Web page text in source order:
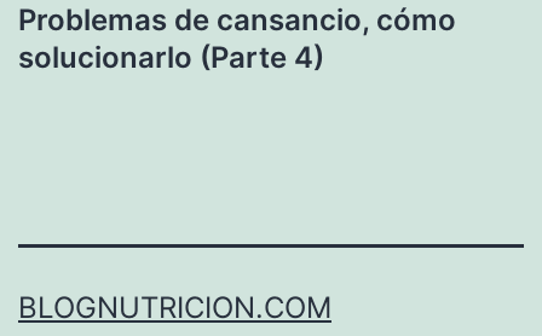
Problemas de cansancio, cómo
solucionarlo (Parte 4)
BLOGNUTRICION.COM